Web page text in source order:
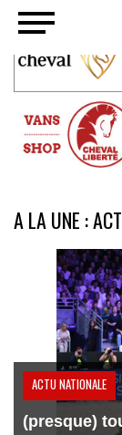
A LA UNE :
ACTU NATIONALE
(presque)